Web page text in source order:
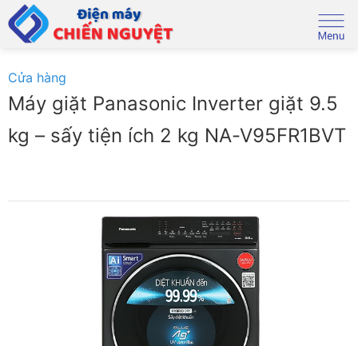
Skip
to
Cửa hàng
Máy giặt Panasonic Inverter giặt 9.5
kg – sấy tiện ích 2 kg NA-V95FR1BVT